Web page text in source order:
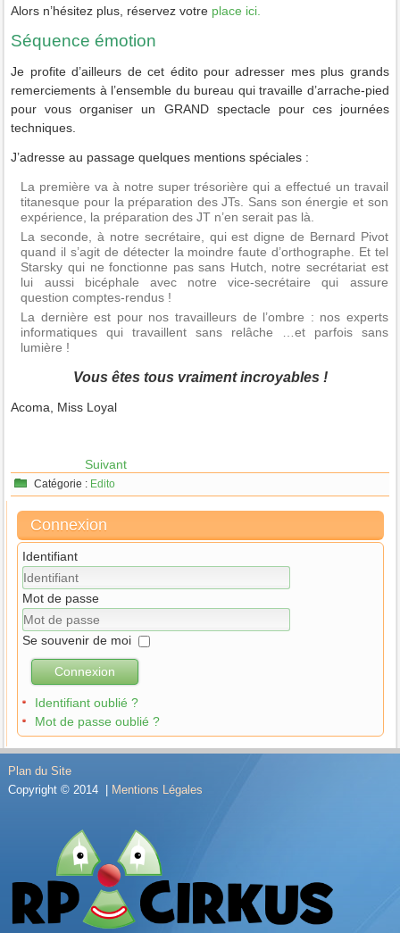
Alors n’hésitez plus, réservez votre place ici.
Séquence émotion
Je profite d’ailleurs de cet édito pour adresser mes plus grands
remerciements à l’ensemble du bureau qui travaille d’arrache-pied
pour vous organiser un GRAND spectacle pour ces journées
techniques.
J’adresse au passage quelques mentions spéciales :
La première va à notre super trésorière qui a effectué un travail
titanesque pour la préparation des JTs. Sans son énergie et son
expérience, la préparation des JT n’en serait pas là.
La seconde, à notre secrétaire, qui est digne de Bernard Pivot
quand il s’agit de détecter la moindre faute d’orthographe. Et tel
Starsky qui ne fonctionne pas sans Hutch, notre secrétariat est
lui aussi bicéphale avec notre vice-secrétaire qui assure
question comptes-rendus !
La dernière est pour nos travailleurs de l’ombre : nos experts
informatiques qui travaillent sans relâche …et parfois sans
lumière !
Vous êtes tous vraiment incroyables !
Acoma, Miss Loyal
Suivant
Catégorie : Edito
Connexion
Identifiant
Mot de passe
Se souvenir de moi
Connexion
Identifiant oublié ?
Mot de passe oublié ?
Plan du Site
Copyright © 2014 |
Mentions Légales